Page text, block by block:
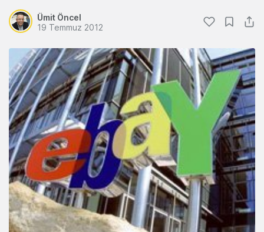
Ümit Öncel
19 Temmuz 2012